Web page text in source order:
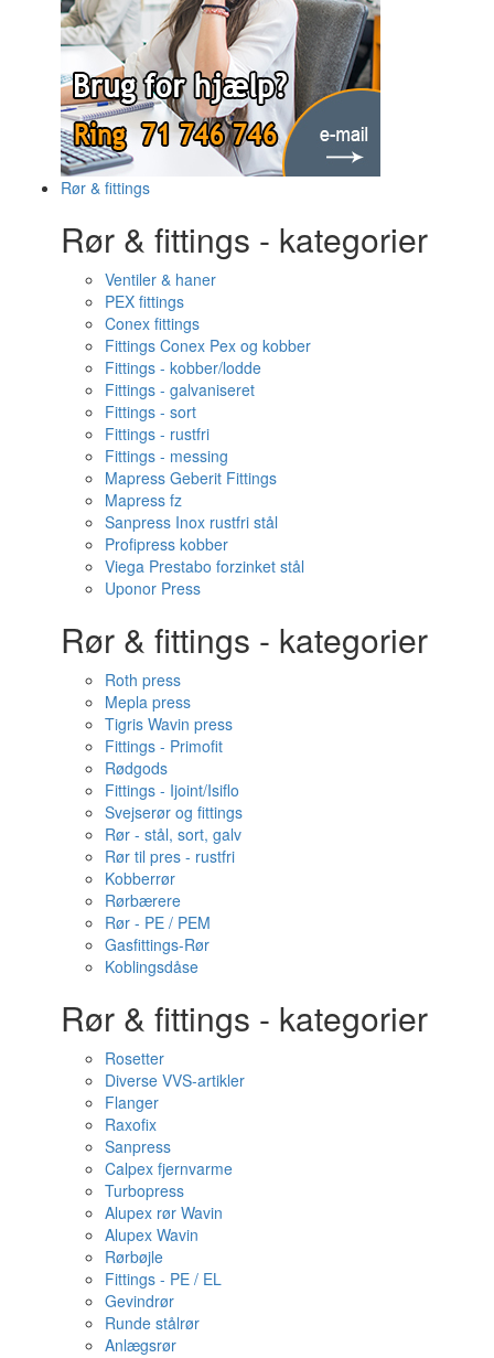
Rør & fittings
Rør & fittings - kategorier
Ventiler & haner
PEX fittings
Conex fittings
Fittings Conex Pex og kobber
Fittings - kobber/lodde
Fittings - galvaniseret
Fittings - sort
Fittings - rustfri
Fittings - messing
Mapress Geberit Fittings
Mapress fz
Sanpress Inox rustfri stål
Profipress kobber
Viega Prestabo forzinket stål
Uponor Press
Rør & fittings - kategorier
Roth press
Mepla press
Tigris Wavin press
Fittings - Primofit
Rødgods
Fittings - Ijoint/Isiflo
Svejserør og fittings
Rør - stål, sort, galv
Rør til pres - rustfri
Kobberrør
Rørbærere
Rør - PE / PEM
Gasfittings-Rør
Koblingsdåse
Rør & fittings - kategorier
Rosetter
Diverse VVS-artikler
Flanger
Raxofix
Sanpress
Calpex fjernvarme
Turbopress
Alupex rør Wavin
Alupex Wavin
Rørbøjle
Fittings - PE / EL
Gevindrør
Runde stålrør
Anlægsrør